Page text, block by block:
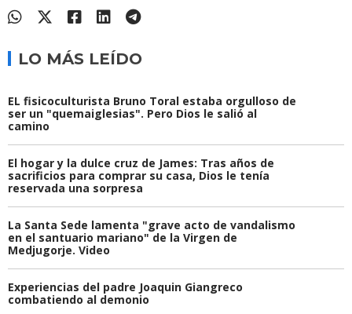
LO MÁS LEÍDO
EL fisicoculturista Bruno Toral estaba orgulloso de
ser un "quemaiglesias". Pero Dios le salió al
camino
El hogar y la dulce cruz de James: Tras años de
sacrificios para comprar su casa, Dios le tenía
reservada una sorpresa
La Santa Sede lamenta "grave acto de vandalismo
en el santuario mariano" de la Virgen de
Medjugorje. Video
Experiencias del padre Joaquin Giangreco
combatiendo al demonio